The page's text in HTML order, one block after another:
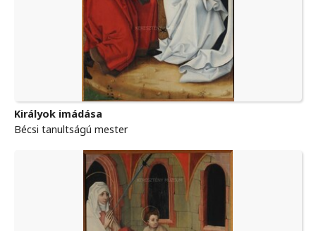
Királyok imádása
Bécsi tanultságú mester